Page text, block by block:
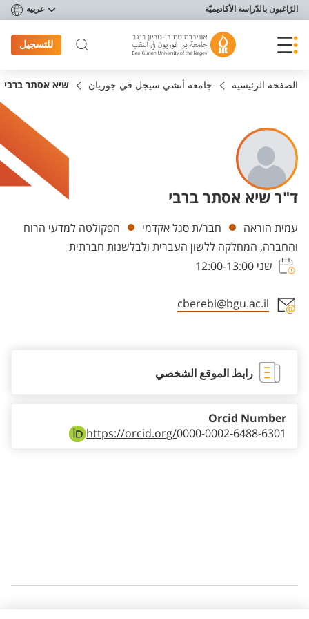
תפריט נגישות
الرّاغبون بالدّراسة الأكاديميّة عربيه
للتسجيل
الصفحة الرئيسية جامعة أنشي سيجل في جوريان שיא אסתר ברבי
ד"ר שיא אסתר ברבי
Departments
עמית הוראה חבר/ת סגל אקדמי
הפקולטה למדעי הרוח
והחברה, המחלקה ללשון העברית ולבלשנות חברתית
שני 12:00-13:00
cberebi@bgu.ac.il
رابط الموقع الشخصي
https://orcid.org/0000-0002-6488-6301
Orcid Number